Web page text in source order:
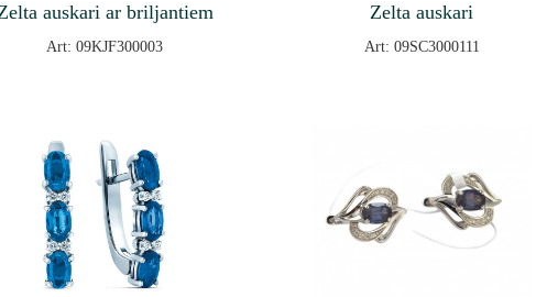
auskari ar briljantiem
Art: 09KJF300003
Zelta auskari
Art: 09SC3000111